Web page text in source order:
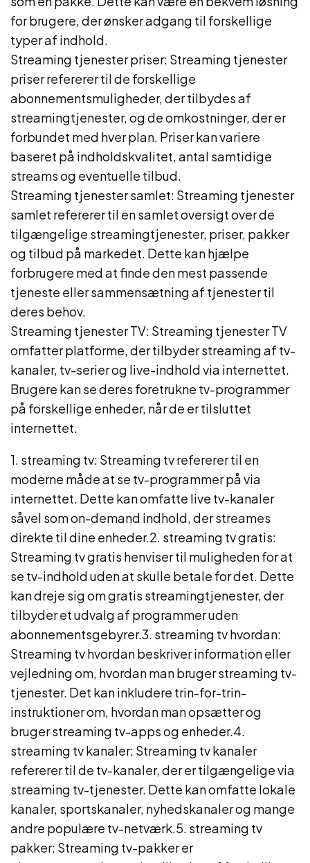
for brugere, der ønsker adgang til forskellige
typer af indhold.
Streaming tjenester priser: Streaming tjenester
priser refererer til de forskellige
abonnementsmuligheder, der tilbydes af
streamingtjenester, og de omkostninger, der er
forbundet med hver plan. Priser kan variere
baseret på indholdskvalitet, antal samtidige
streams og eventuelle tilbud.
Streaming tjenester samlet: Streaming tjenester
samlet refererer til en samlet oversigt over de
tilgængelige streamingtjenester, priser, pakker
og tilbud på markedet. Dette kan hjælpe
forbrugere med at finde den mest passende
tjeneste eller sammensætning af tjenester til
deres behov.
Streaming tjenester TV: Streaming tjenester TV
omfatter platforme, der tilbyder streaming af tv-
kanaler, tv-serier og live-indhold via internettet.
Brugere kan se deres foretrukne tv-programmer
på forskellige enheder, når de er tilsluttet
internettet.
1. streaming tv: Streaming tv refererer til en
moderne måde at se tv-programmer på via
internettet. Dette kan omfatte live tv-kanaler
såvel som on-demand indhold, der streames
direkte til dine enheder.2. streaming tv gratis:
Streaming tv gratis henviser til muligheden for at
se tv-indhold uden at skulle betale for det. Dette
kan dreje sig om gratis streamingtjenester, der
tilbyder et udvalg af programmer uden
abonnementsgebyrer.3. streaming tv hvordan:
Streaming tv hvordan beskriver information eller
vejledning om, hvordan man bruger streaming tv-
tjenester. Det kan inkludere trin-for-trin-
instruktioner om, hvordan man opsætter og
bruger streaming tv-apps og enheder.4.
streaming tv kanaler: Streaming tv kanaler
refererer til de tv-kanaler, der er tilgængelige via
streaming tv-tjenester. Dette kan omfatte lokale
kanaler, sportskanaler, nyhedskanaler og mange
andre populære tv-netværk.5. streaming tv
pakker: Streaming tv-pakker er